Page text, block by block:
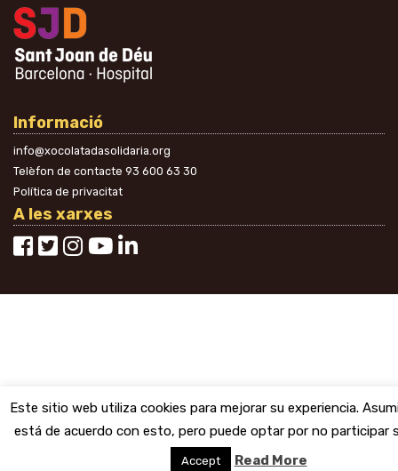
Informació
info@xocolatadasolidaria.org
Telèfon de contacte 93 600 63 30
Política de privacitat
A les xarxes
Este sitio web utiliza cookies para mejorar su experiencia.
está de acuerdo con esto, pero puede optar por no participar
Accept Read More